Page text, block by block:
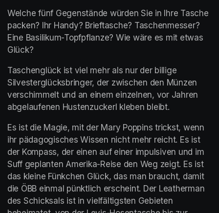
Welche fünf Gegenstände würden Sie in Ihre Tasche
packen? Ihr Handy? Brieftasche? Taschenmesser?
Eine Basilikum-Topfpflanze? Wie wäre es mit etwas
Glück?
Taschenglück ist viel mehr als nur der billige
Silvesterglücksbringer, der zwischen den Münzen
verschimmelt und an einem einzelnen, vor Jahren
abgelaufenen Hustenzuckerl kleben bleibt.
Es ist die Magie, mit der Mary Poppins trickst, wenn
ihr pädagogisches Wissen nicht mehr reicht. Es ist
der Kompass, der einen auf einer impulsiven und im
Suff geplanten Amerika-Reise den Weg zeigt. Es ist
das kleine Fünkchen Glück, das man braucht, damit
die ÖBB einmal pünktlich erscheint. Der Leatherman
des Schicksals ist in vielfältigsten Gebieten